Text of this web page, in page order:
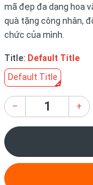
mã đẹp đa dạng hoa
quà tặng công nhân,
chức của mình.
Title: Default Title
Default Title
– +